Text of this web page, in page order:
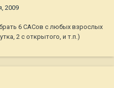
2009
6 САСов с любых взрослых
2 с открытого, и т.п.)